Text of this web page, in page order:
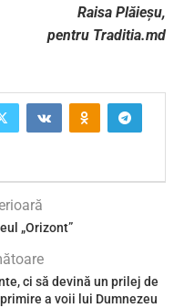
Raisa Plăieșu,
pentru Traditia.md
„Orizont”
ci să devină un prilej de
a voii lui Dumnezeu